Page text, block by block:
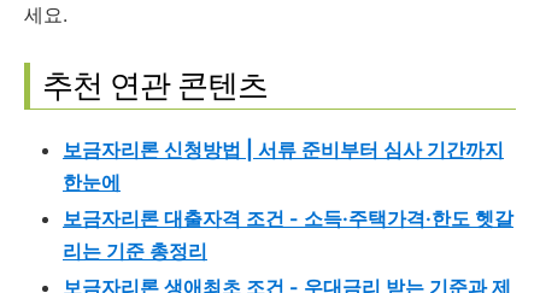
세요.
추천 연관 콘텐츠
보금자리론 신청방법 | 서류 준비부터 심사 기간까지
한눈에
보금자리론 대출자격 조건 - 소득·주택가격·한도 헷갈
리는 기준 총정리
보금자리론 생애최초 조건 - 우대금리 받는 기준과 제